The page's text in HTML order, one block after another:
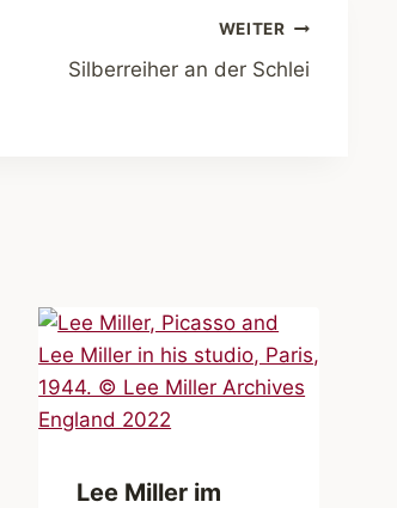
WEITER
Silberreiher an der Schlei
Lee Miller im